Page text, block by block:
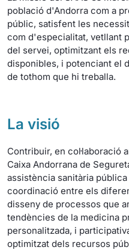
població d'Andorra com a
públic, satisfent les
com d'especialitat, vetllant
del servei, optimitzant els
disponibles, i potenciant el
de tothom que hi treballa.
La visió
Contribuir, en col·laboració
Caixa Andorrana de
assistència sanitària
coordinació entre els
disseny de processos que
tendències de la medicina
personalitzada, i
optimitzat dels recursos